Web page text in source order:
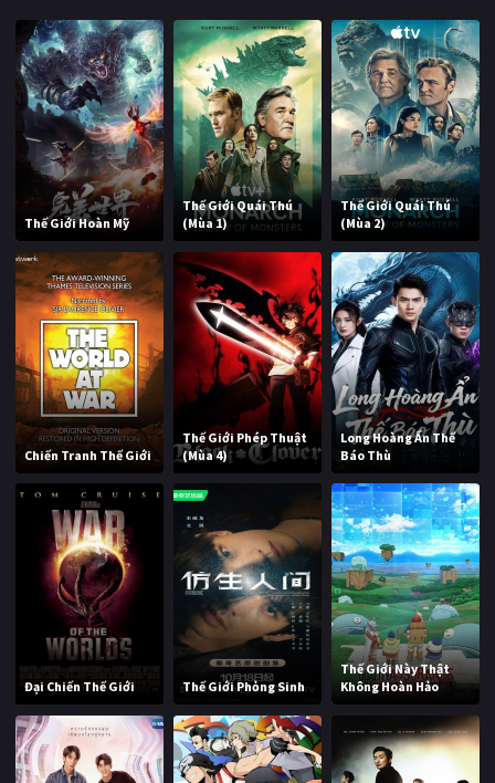
TUYỂN TẬP PHIM
BLOG
Thế Giới Hoàn Mỹ
Thế Giới Quái Thú
(Mùa 1)
Thế Giới Quái Thú
(Mùa 2)
Chiến Tranh Thế Giới
Thế Giới Phép Thuật
(Mùa 4)
Long Hoàng Ẩn Thế
Báo Thù
Đại Chiến Thế Giới Thế Giới Phỏng Sinh
Thế Giới Này Thật
Không Hoàn Hảo